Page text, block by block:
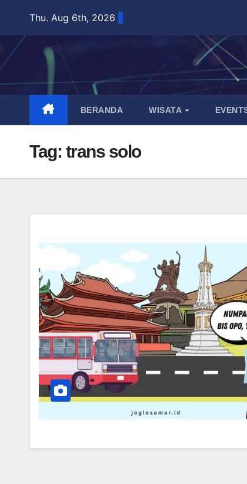
content
Thu. Aug 6th, 2026
BERANDA WISATA
Tag: trans solo